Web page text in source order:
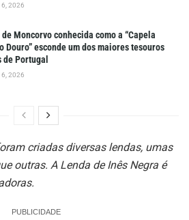
6, 2026
Moncorvo conhecida como a “Capela
Douro” esconde um dos maiores tesouros
Portugal
6, 2026
criadas diversas lendas, umas
outras. A Lenda de Inês Negra é
PUBLICIDADE